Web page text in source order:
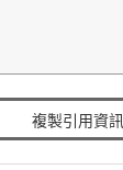
複製引用資訊